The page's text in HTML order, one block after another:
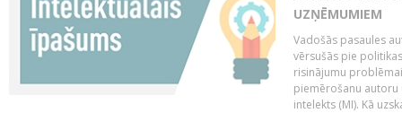
UZŅĒMUMIEM
Vadošās pasaules
vērsušās pie
risinājumu
piemērošanu autoru
intelekts (MI). Kā